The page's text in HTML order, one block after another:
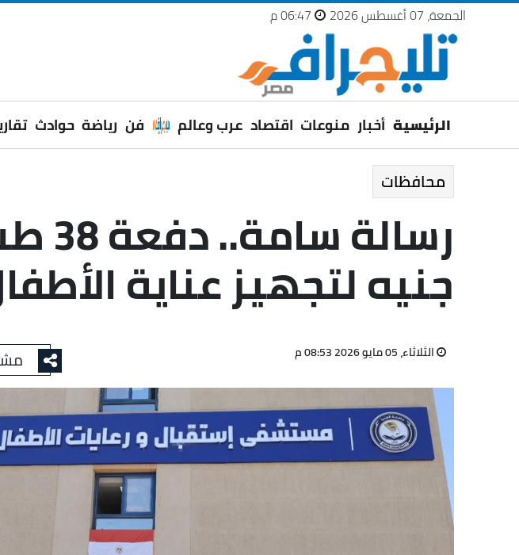
الجمعة، 07 أغسطس 2026
الرئيسية أخبار منوعات اقتصاد عرب وعالم فن رياضة حوادث
محافظات
جنيه لتجهيز عناية
الثلاثاء، 05 مايو 2026 08:53 م